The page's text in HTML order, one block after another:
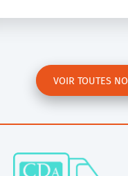
VOIR TOUTES